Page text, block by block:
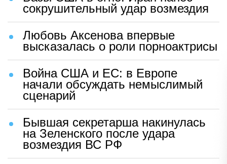
сокрушительный удар возмездия
Любовь Аксенова впервые
высказалась о роли порноактрисы
Война США и ЕС: в Европе
начали обсуждать немыслимый
сценарий
Бывшая секретарша накинулась
на Зеленского после удара
возмездия ВС РФ